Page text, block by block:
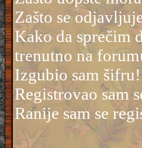
Zašto se
Kako da sprečim
trenutno na
Izgubio sam šifru!
Registrovao sam
Ranije sam se